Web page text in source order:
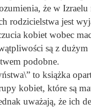
że w Izraelu
rodzicielstwa jest
kobiet wobec
są z dużym
podobne.
to książka
kobiet, które są
uważają, że ich